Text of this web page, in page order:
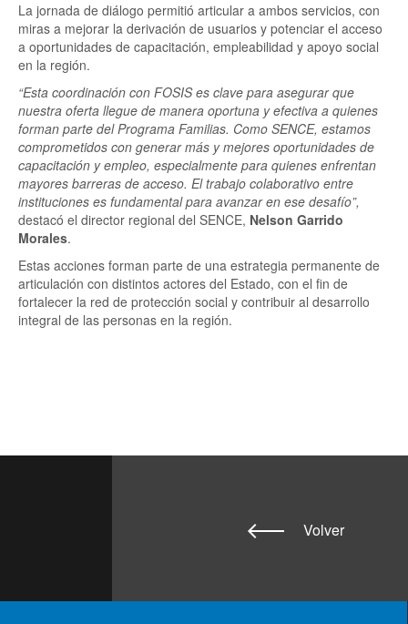
La jornada de diálogo permitió articular a ambos servicios, con
miras a mejorar la derivación de usuarios y potenciar el acceso
a oportunidades de capacitación, empleabilidad y apoyo social
en la región.
“Esta coordinación con FOSIS es clave para asegurar que
nuestra oferta llegue de manera oportuna y efectiva a quienes
forman parte del Programa Familias. Como SENCE, estamos
comprometidos con generar más y mejores oportunidades de
capacitación y empleo, especialmente para quienes enfrentan
mayores barreras de acceso. El trabajo colaborativo entre
instituciones es fundamental para avanzar en ese desafío”,
destacó el director regional del SENCE, Nelson Garrido
Morales.
Estas acciones forman parte de una estrategia permanente de
articulación con distintos actores del Estado, con el fin de
fortalecer la red de protección social y contribuir al desarrollo
integral de las personas en la región.
Volver